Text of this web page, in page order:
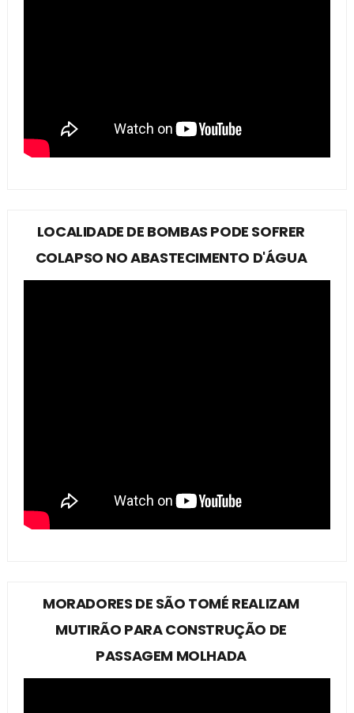
LOCALIDADE DE BOMBAS PODE SOFRER
COLAPSO NO ABASTECIMENTO D'ÁGUA
MORADORES DE SÃO TOMÉ REALIZAM
MUTIRÃO PARA CONSTRUÇÃO DE
PASSAGEM MOLHADA